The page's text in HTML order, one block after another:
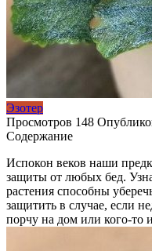
Эзотер
Просмотров 148
Содержание
Испокон веков наши
защиты от любых бед.
растения способны
защитить в случае, если
порчу на дом или кого-то